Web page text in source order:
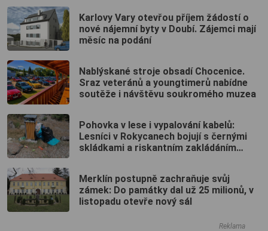
Karlovy Vary otevřou příjem žádostí o
nové nájemní byty v Doubí. Zájemci mají
měsíc na podání
Nablýskané stroje obsadí Chocenice.
Sraz veteránů a youngtimerů nabídne
soutěže i návštěvu soukromého muzea
Pohovka v lese i vypalování kabelů:
Lesníci v Rokycanech bojují s černými
skládkami a riskantním zakládáním
Merklín postupně zachraňuje svůj
zámek: Do památky dal už 25 milionů, v
listopadu otevře nový sál
Reklama